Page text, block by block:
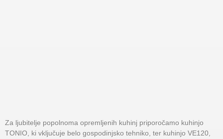
Za ljubitelje popolnoma opremljenih kuhinj priporočamo kuhinjo
TONIO, ki vključuje belo gospodinjsko tehniko, ter kuhinjo VE120,